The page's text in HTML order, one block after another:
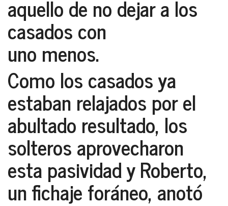
aquello de no dejar a los
casados con
uno menos.
Como los casados ya
estaban relajados por el
abultado resultado, los
solteros aprovecharon
esta pasividad y Roberto,
un fichaje foráneo, anotó